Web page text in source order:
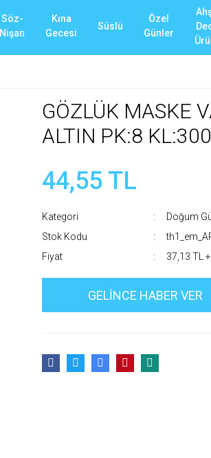
Söz-
Nişan
Kına
Gecesi
Süslü
Özel
Günler
GÖZLÜK MASKE
ALTIN PK:8 KL:300
44,55 TL
Kategori
Doğum
Stok Kodu
Fiyat
37,13 TL
GELİNCE HABER VER